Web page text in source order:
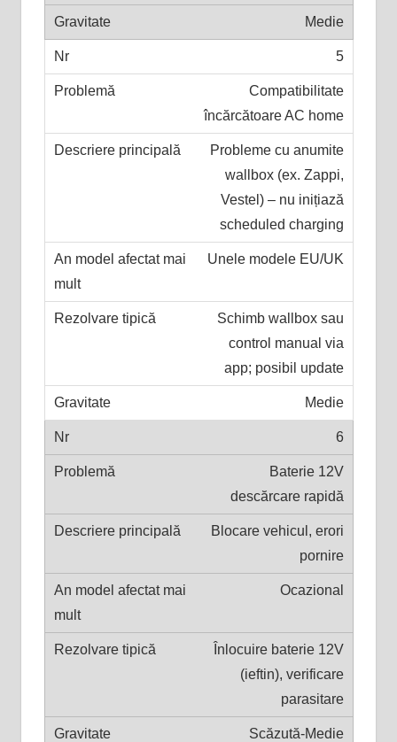
Medie
5
Compatibilitate
încărcătoare AC home
Probleme cu anumite
wallbox (ex. Zappi,
Vestel) – nu inițiază
scheduled charging
Unele modele EU/UK
Schimb wallbox sau
control manual via
app; posibil update
Medie
6
Baterie 12V
descărcare rapidă
Blocare vehicul, erori
pornire
Ocazional
Înlocuire baterie 12V
(ieftin), verificare
parasitare
Scăzută-Medie